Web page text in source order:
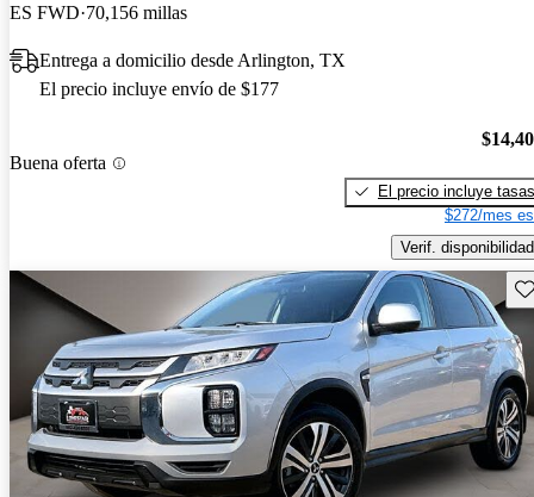
ES FWD 70,156 millas
Entrega a domicilio desde Arlington, TX
El precio incluye envío de $177
Buena oferta
El precio incluye tasas
$272/mes
Verif. disponibilidad